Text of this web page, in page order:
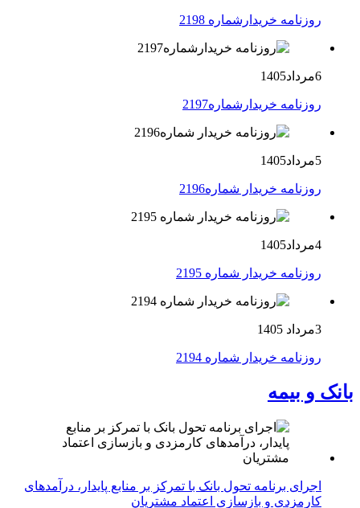
روزنامه خریدارشماره 2198
6مرداد1405
روزنامه خریدارشماره2197
5مرداد1405
روزنامه خریدار شماره2196
4مرداد1405
روزنامه خریدار شماره 2195
3مرداد 1405
روزنامه خریدار شماره 2194
بانک و بیمه
اجرای برنامه تحول بانک با تمرکز بر منابع پایدار، درآمدهای
کارمزدی و بازسازی اعتماد مشتریان